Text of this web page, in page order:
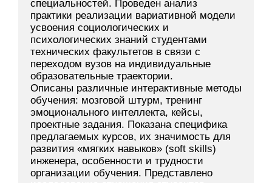
специальностей. Проведен анализ
практики реализации вариативной модели
усвоения социологических и
психологических знаний студентами
технических факультетов в связи с
переходом вузов на индивидуальные
образовательные траектории.
Описаны различные интерактивные методы
обучения: мозговой штурм, тренинг
эмоционального интеллекта, кейсы,
проектные задания. Показана специфика
предлагаемых курсов, их значимость для
развития «мягких навыков» (soft skills)
инженера, особенности и трудности
организации обучения. Представлено